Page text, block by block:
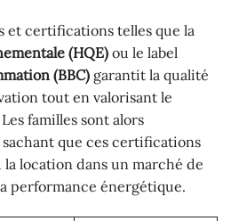
et certifications telles que la
(HQE) ou le label
(BBC) garantit la qualité
tout en valorisant le
familles sont alors
que ces certifications
location dans un marché de
performance énergétique.